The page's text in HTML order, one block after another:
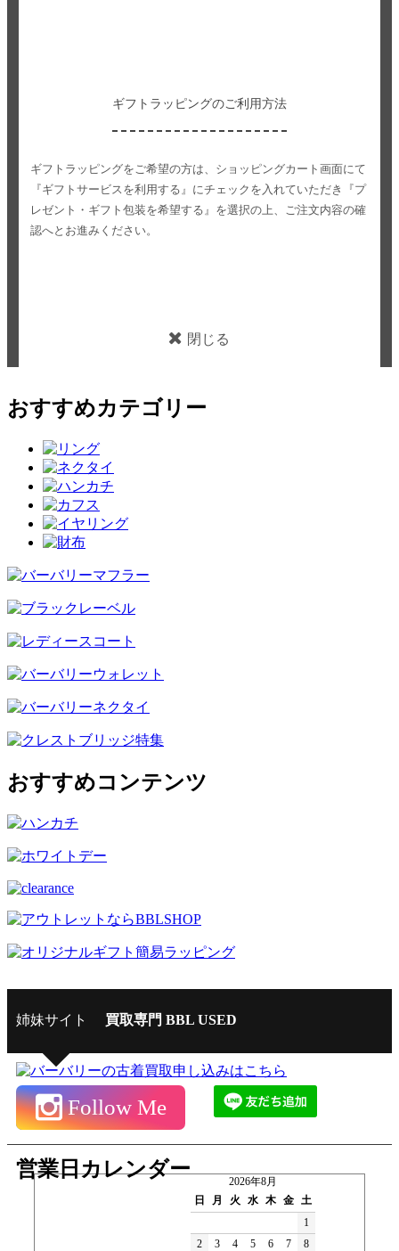
ギフトラッピングのご利用方法
ギフトラッピングをご希望の方は、ショッピングカート画面にて
『ギフトサービスを利用する』にチェックを入れていただき
『プ
レゼント・ギフト包装を希望する』を選択の上、ご注文内容の確
認へとお進みください。
閉じる
おすすめカテゴリー
おすすめコンテンツ
姉妹サイト 買取専門 BBL USED
Follow Me
営業日カレンダー
2026年8月
日
月 火 水 木 金 土
1
2
3 4 5 6 7
8